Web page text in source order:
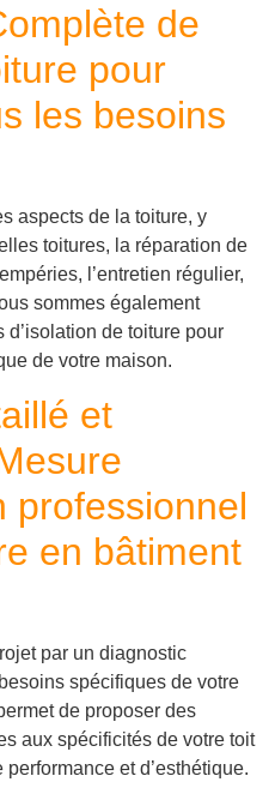
de
pour
les besoins
aspects de la toiture, y
toitures, la réparation de
l’entretien régulier,
sommes également
de toiture pour
de votre maison.
et
professionnel
en bâtiment
par un diagnostic
spécifiques de votre
de proposer des
aux spécificités de votre toit
et d’esthétique.